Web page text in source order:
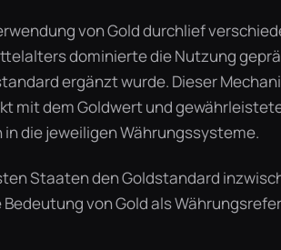
von Gold durchlief
dominierte die Nutzung
ergänzt wurde. Dieser
mit dem Goldwert und
in die jeweiligen Währungssysteme.
Staaten den Goldstandard
von Gold als